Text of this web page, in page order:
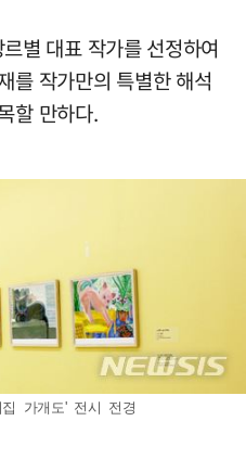
별 대표 작가를 선정하여
를 작가만의 특별한 해석
할 만하다.
집 가개도' 전시 전경